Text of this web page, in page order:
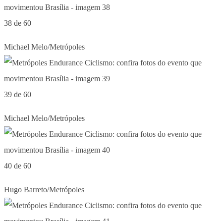
38 de 60
Michael Melo/Metrópoles
39 de 60
Michael Melo/Metrópoles
40 de 60
Hugo Barreto/Metrópoles